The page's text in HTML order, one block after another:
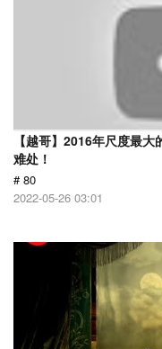
【越哥】2016年尺度最
难处！
# 80
2022-05-26 03:01